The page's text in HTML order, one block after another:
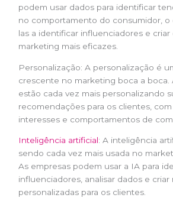
podem usar dados para identificar
no comportamento do consumidor, o
las a identificar influenciadores e criar
marketing mais eficazes.
Personalização: A personalização é
crescente no marketing boca a boca.
estão cada vez mais personalizando
recomendações para os clientes,
interesses e comportamentos de
Inteligência artificial: A inteligência
sendo cada vez mais usada no
As empresas podem usar a IA para
influenciadores, analisar dados e
personalizadas para os clientes.